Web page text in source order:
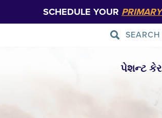
SCHEDULE YOUR
SEARCH
પેશન્ટ કેર